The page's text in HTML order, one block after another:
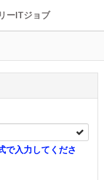
ーITジョブ
で入力してくださ